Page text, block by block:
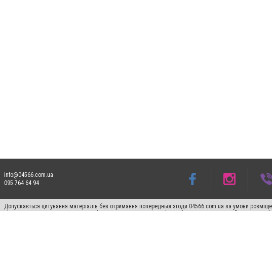
info@04566.com.ua
095 764 64 94
Допускається цитування матеріалів без отримання попередньої згоди 04566.com.ua за умови
відкритого для пошукових систем гіперпосилання на цитовані статті не нижче другого абзацу в